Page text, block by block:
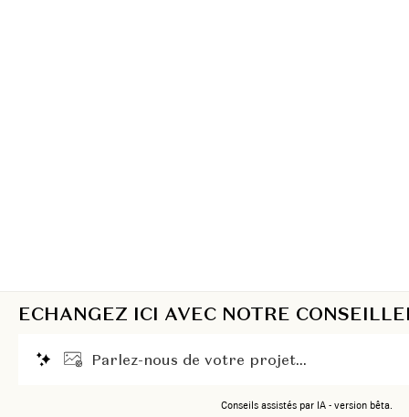
ECHANGEZ ICI AVEC NOTRE
Parlez-nous de votre projet...
Conseils assistés par IA - version bêta.